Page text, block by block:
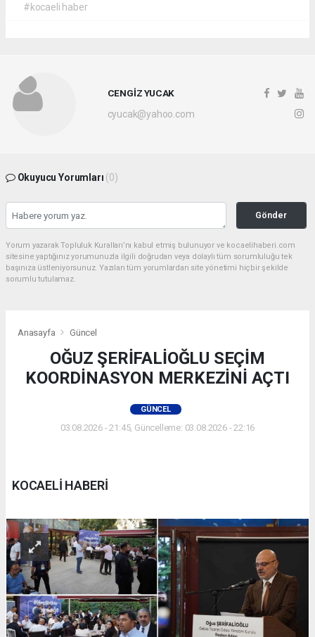
#kocaeli haber
CENGİZ YUCAK
cyucak@yahoo.com
Okuyucu Yorumları (0)
Gönder
Yorum yazarak Topluluk Kuralları’nı kabul etmiş bulunuyor ve kocaelihaberi.com
sitesine yaptığınız yorumunuzla ilgili doğrudan veya dolaylı tüm sorumluluğu tek
başınıza üstleniyorsunuz. Yazılan tüm yorumlardan site yönetimi hiçbir şekilde
sorumlu tutulamaz.
Anasayfa Güncel
OĞUZ ŞERİFALİOĞLU SEÇİM
KOORDİNASYON MERKEZİNİ AÇTI
GÜNCEL
03.08.2026 - 21:45, Güncelleme: 03.08.2026 - 22:16
KOCAELİ HABERİ